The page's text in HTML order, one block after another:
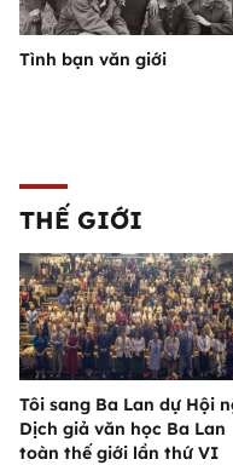
Tình bạn văn giới
THẾ GIỚI
Tôi sang Ba Lan dự Hội
Dịch giả văn học Ba Lan
toàn thế giới lần thứ VI